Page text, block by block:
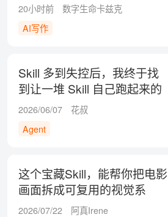
字
20小时前
数字生命卡兹克
AI写作
Skill 多到失控后，我终于找
到让一堆 Skill 自己跑起来的
方法！
2026/06/07
花叔
Agent
这个宝藏Skill，能帮你把电影
画面拆成可复用的视觉系
统！
2026/07/22
阿真Irene